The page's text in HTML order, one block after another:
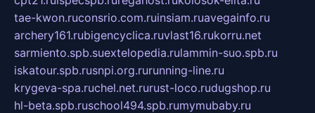
tae-kwon.ruconsrio.com.ruinsiam.ruavegainfo.ru
archery161.rubigencyclica.ruvlast16.rukorru.net
sarmiento.spb.suextelopedia.rulammin-suo.spb.ru
iskatour.spb.rusnpi.org.rurunning-line.ru
krygeva-spa.ruchel.net.rurust-loco.rudugshop.ru
hl-beta.spb.ruschool494.spb.rumymubaby.ru